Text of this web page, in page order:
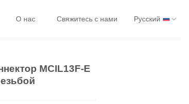
О нас Свяжитесь с нами Русский
MCIL13F-E